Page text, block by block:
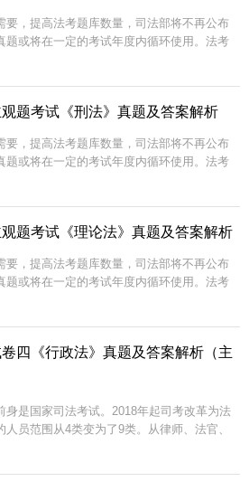
要，提高法考题库数量，司法部将不再公布
题或将在一定的考试年度内循环使用。法考
校帮大家汇总了历年法考回忆版真题及答案
题考试《刑法》真题及答案解析
要，提高法考题库数量，司法部将不再公布
题或将在一定的考试年度内循环使用。法考
校帮大家汇总了历年法考回忆版真题及答案
题考试《理论法》真题及答案解析
要，提高法考题库数量，司法部将不再公布
题或将在一定的考试年度内循环使用。法考
校帮大家汇总了历年法考回忆版真题及答案
四《行政法》真题及答案解析（主
身是国家司法考试。2018年起司考改革为法
员范围从4类变为了9类。从律师、法官、
，到从事行政处罚决定审核、行政复议、行